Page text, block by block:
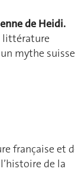
de Heidi.
littérature
mythe suisse
française et
de la